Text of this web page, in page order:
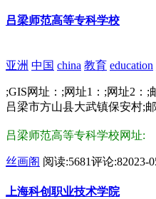
吕梁师范高等专科学校
亚洲 中国 china 教育 education
;GIS网址：;网址1：;网址2：
吕梁市方山县大武镇保安村;
吕梁师范高等专科学校网址:
丝画阁 阅读:5681评论:82023-
上海科创职业技术学院